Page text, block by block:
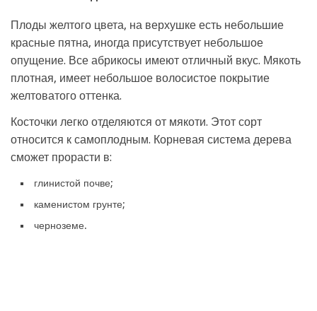
Плоды желтого цвета, на верхушке есть небольшие
красные пятна, иногда присутствует небольшое
опущение. Все абрикосы имеют отличный вкус. Мякоть
плотная, имеет небольшое волосистое покрытие
желтоватого оттенка.
Косточки легко отделяются от мякоти. Этот сорт
относится к самоплодным. Корневая система дерева
сможет прорасти в:
глинистой почве;
каменистом грунте;
черноземе.